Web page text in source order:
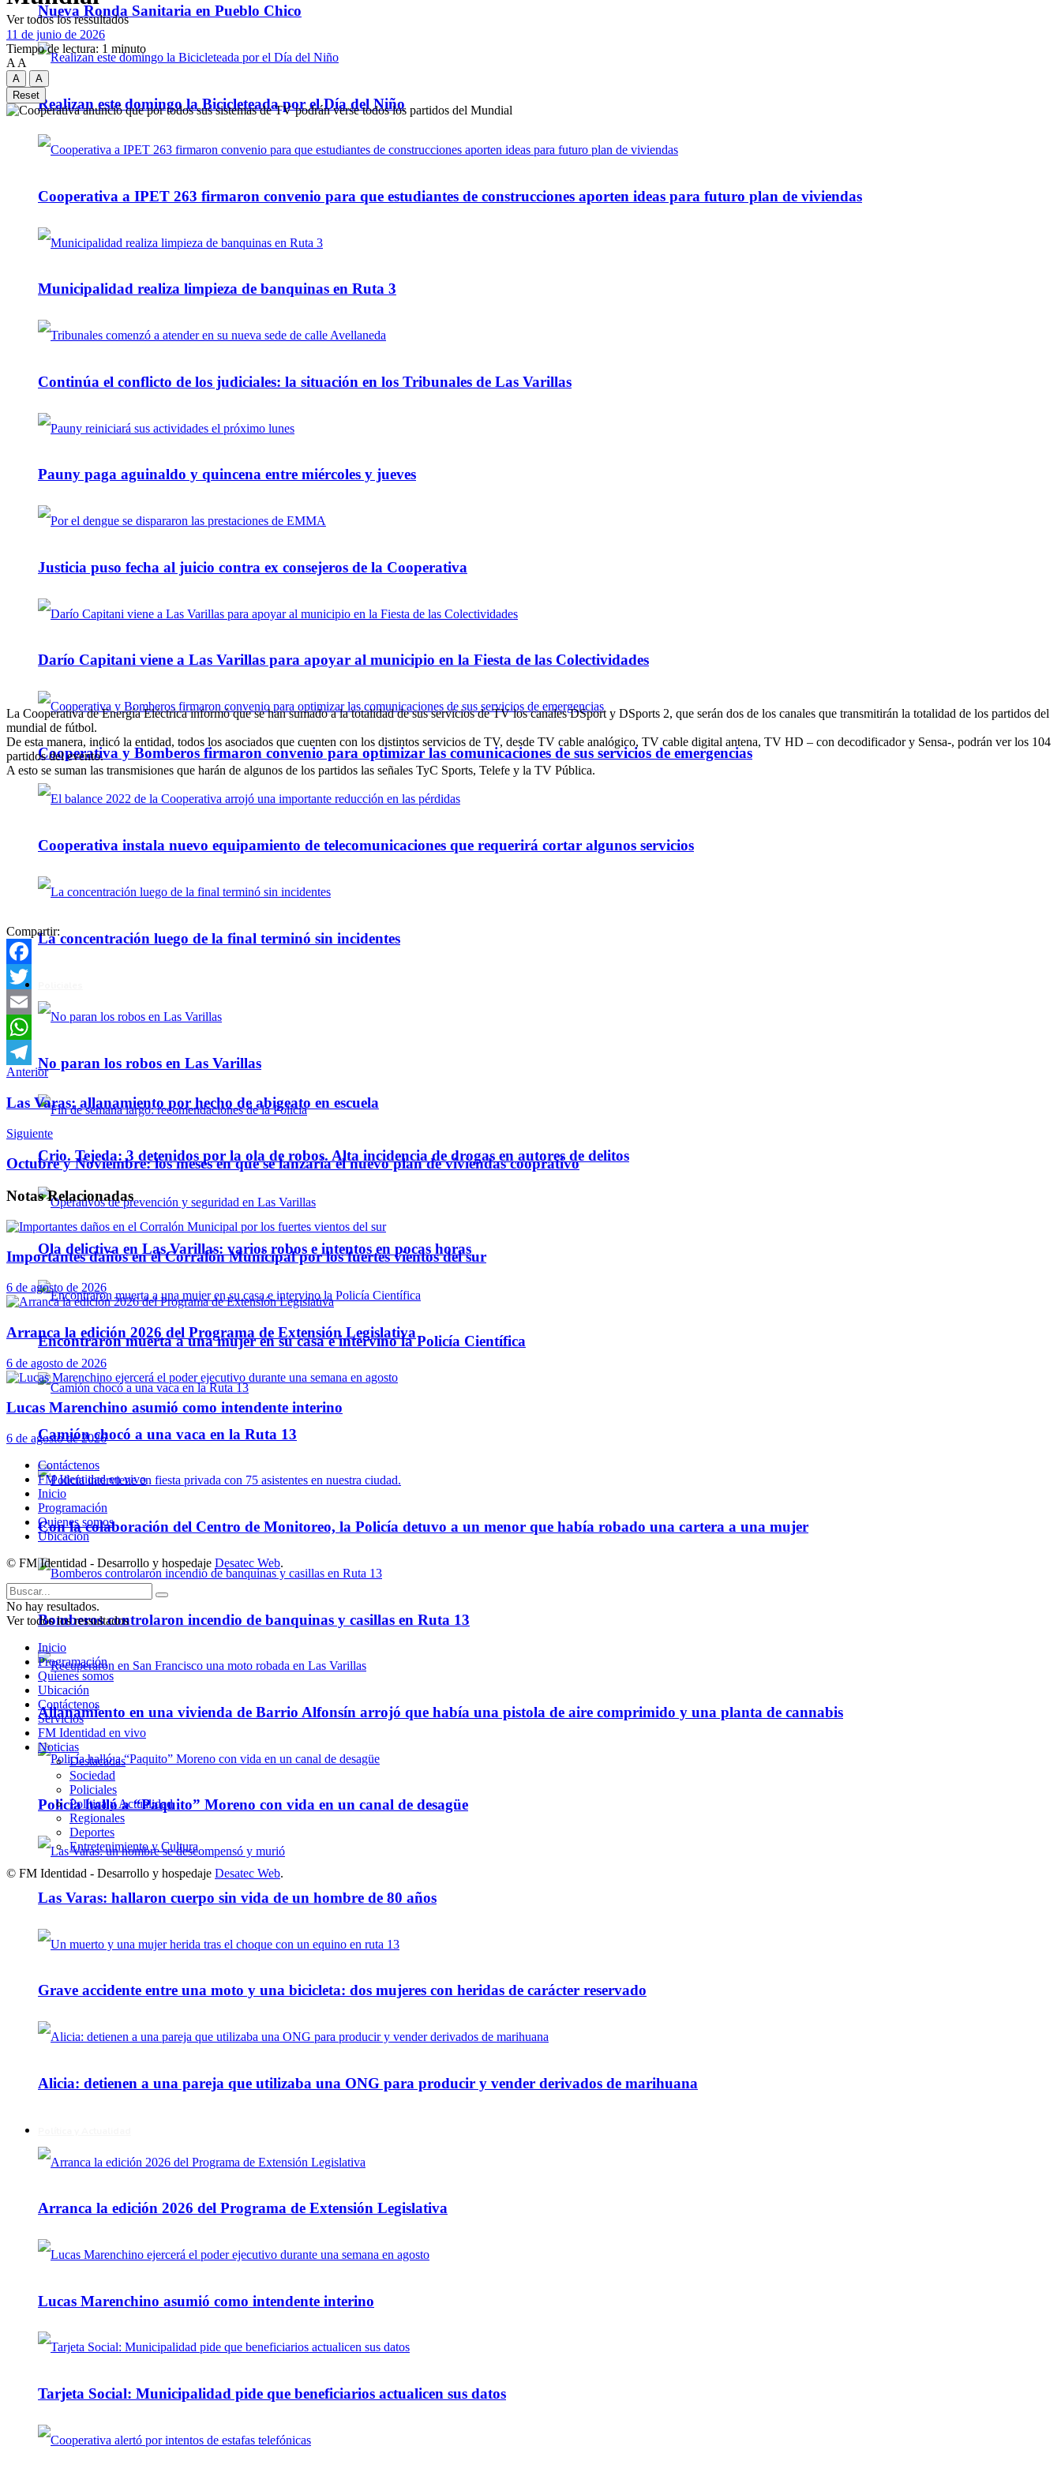
Nueva Ronda Sanitaria en Pueblo Chico
Realizan este domingo la Bicicleteada por el Día del Niño
Cooperativa a IPET 263 firmaron convenio para que estudiantes de construcciones aporten ideas para futuro plan de viviendas
Municipalidad realiza limpieza de banquinas en Ruta 3
Continúa el conflicto de los judiciales: la situación en los Tribunales de Las Varillas
Pauny paga aguinaldo y quincena entre miércoles y jueves
Justicia puso fecha al juicio contra ex consejeros de la Cooperativa
Darío Capitani viene a Las Varillas para apoyar al municipio en la Fiesta de las Colectividades
Cooperativa y Bomberos firmaron convenio para optimizar las comunicaciones de sus servicios de emergencias
Cooperativa instala nuevo equipamiento de telecomunicaciones que requerirá cortar algunos servicios
La concentración luego de la final terminó sin incidentes
No paran los robos en Las Varillas
Crio. Tejeda: 3 detenidos por la ola de robos. Alta incidencia de drogas en autores de delitos
Ola delictiva en Las Varillas: varios robos e intentos en pocas horas
Encontraron muerta a una mujer en su casa e intervino la Policía Científica
Camión chocó a una vaca en la Ruta 13
Con la colaboración del Centro de Monitoreo, la Policía detuvo a un menor que había robado una cartera a una mujer
Bomberos controlaron incendio de banquinas y casillas en Ruta 13
Allanamiento en una vivienda de Barrio Alfonsín arrojó que había una pistola de aire comprimido y una planta de cannabis
Policía halló a “Paquito” Moreno con vida en un canal de desagüe
Las Varas: hallaron cuerpo sin vida de un hombre de 80 años
Grave accidente entre una moto y una bicicleta: dos mujeres con heridas de carácter reservado
Alicia: detienen a una pareja que utilizaba una ONG para producir y vender derivados de marihuana
Arranca la edición 2026 del Programa de Extensión Legislativa
Lucas Marenchino asumió como intendente interino
Tarjeta Social: Municipalidad pide que beneficiarios actualicen sus datos
Ver todos los ressultados
11 de junio de 2026
Tiempo de lectura: 1 minuto
A A
A
A
Reset
La Cooperativa de Energía Eléctrica informó que se han sumado a la totalidad de sus servicios de TV los canales DSport y DSports 2, que serán dos de los canales que transmitirán la totalidad de los partidos del
mundial de fútbol.
De esta manera, indicó la entidad, todos los asociados que cuenten con los distintos servicios de TV, desde TV cable analógico, TV cable digital antena, TV HD – con decodificador y Sensa-, podrán ver los 104
partidos del evento.
A esto se suman las transmisiones que harán de algunos de los partidos las señales TyC Sports, Telefe y la TV Pública.
Compartir:
Facebook
Twitter
Email
WhatsApp
Telegram
Anterior
Las Varas: allanamiento por hecho de abigeato en escuela
Siguiente
Octubre y Noviembre: los meses en que se lanzaría el nuevo plan de viviendas cooprativo
NotasRelacionadas
Importantes daños en el Corralón Municipal por los fuertes vientos del sur
6 de agosto de 2026
Arranca la edición 2026 del Programa de Extensión Legislativa
6 de agosto de 2026
Lucas Marenchino asumió como intendente interino
6 de agosto de 2026
Contáctenos
FM Identidad en vivo
Inicio
Programación
Quienes somos
Ubicación
© FM Identidad - Desarrollo y hospedaje Desatec Web.
No hay resultados.
Ver todos los ressultados
Inicio
Programación
Quienes somos
Ubicación
Contáctenos
Servicios
FM Identidad en vivo
Noticias
Destacadas
Sociedad
Policiales
Política y Actualidad
Regionales
Deportes
Entretenimiento y Cultura
© FM Identidad - Desarrollo y hospedaje Desatec Web.